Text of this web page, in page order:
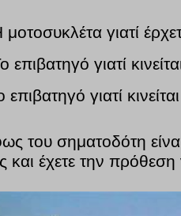
γιατί
επιβατηγό γιατί
γιατί
του σηματοδότη
και έχετε την